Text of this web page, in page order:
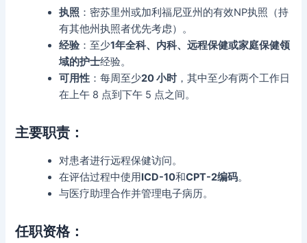
执照 ：密苏里州或加利福尼亚州 的有效NP执照（持
有其他州执照者优先考虑）。
经验：至少1年全科、内科、远程保健或家庭保健领
域的护士经验。
可用性 ：每周至少20 小时，其中至少有两个工作日
在上午 8 点到下午 5 点之间。
主要职责：
对患者进行远程保健访问。
在评估过程中使用ICD-10和CPT-2编码。
与医疗助理合作并管理电子病历。
任职资格：